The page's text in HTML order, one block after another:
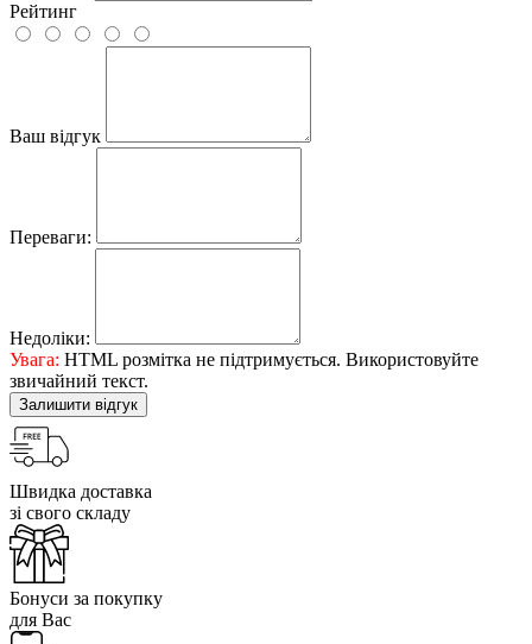
Рейтинг
Ваш відгук
Переваги:
Недоліки:
Увага: HTML розмітка не підтримується. Використовуйте
звичайний текст.
Залишити відгук
Швидка доставка
зі свого складу
Бонуси за покупку
для Вас